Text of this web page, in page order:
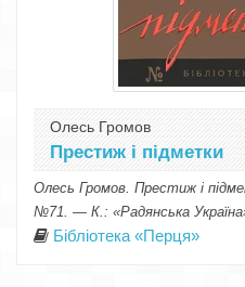
Олесь Громов
Престиж і підметки
Олесь Громов. Престиж і
№71. — К.: «Радянська
Бібліотека «Перця»